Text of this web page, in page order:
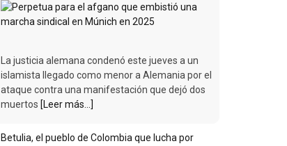
La justicia alemana condenó este jueves a un
islamista llegado como menor a Alemania por el
ataque contra una manifestación que dejó dos
muertos [Leer más...]
Betulia, el pueblo de Colombia que lucha por